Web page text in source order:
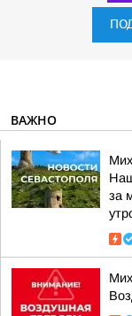
ВАЖНО
за